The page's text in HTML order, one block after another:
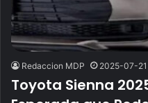
Redaccion MDP 2025-07-21
Toyota Sienna